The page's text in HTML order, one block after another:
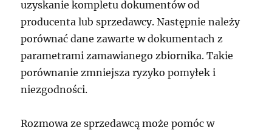
uzyskanie kompletu dokumentów od
producenta lub sprzedawcy. Następnie należy
porównać dane zawarte w dokumentach z
parametrami zamawianego zbiornika. Takie
porównanie zmniejsza ryzyko pomyłek i
niezgodności.
Rozmowa ze sprzedawcą może pomóc w